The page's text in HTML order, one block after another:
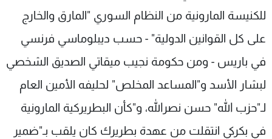
للكنيسة المارونية من النظام السوري "المارق والخارج
على كل القوانين الدولية" - حسب ديبلوماسي فرنسي
في باريس - ومن حكومة نجيب ميقاتي الصديق الشخصي
لبشار الأسد و"المساعد المخلص" لحليفه الأمين العام
لـ"حزب الله" حسن نصرالله، و"كأن البطريركية المارونية
في بكركي انتقلت من عهدة بطريرك كان يلقب بـ"ضمير